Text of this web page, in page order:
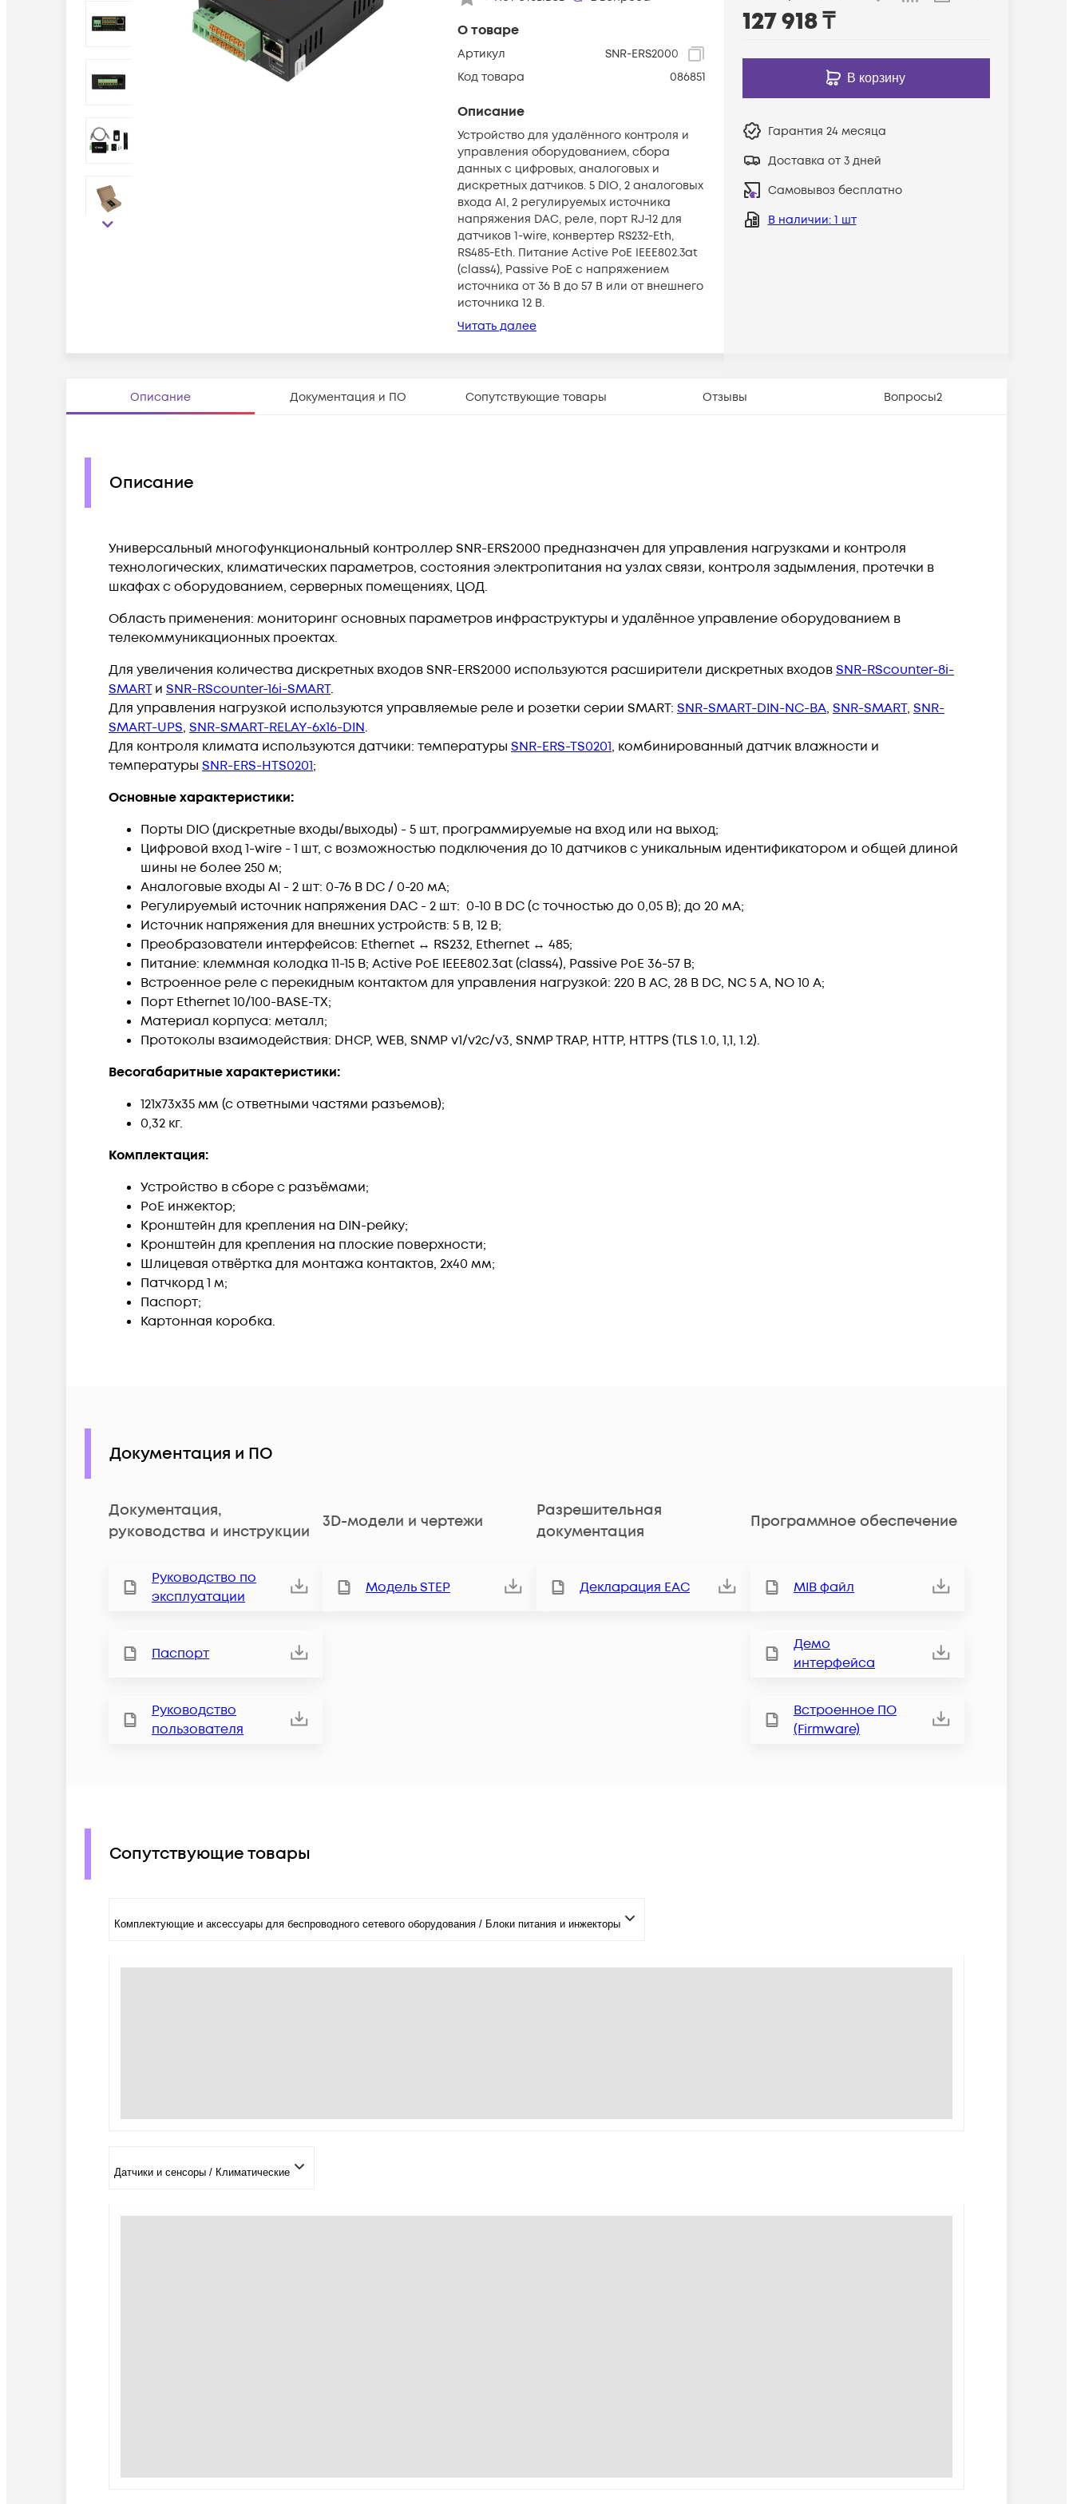
О товаре
Артикул
SNR-ERS2000
Код товара
086851
Описание
Устройство для удалённого контроля и
управления оборудованием, сбора
данных с цифровых, аналоговых и
дискретных датчиков. 5 DIO, 2 аналоговых
входа AI, 2 регулируемых источника
напряжения DAC, реле, порт RJ-12 для
датчиков 1-wire, конвертер RS232-Eth,
RS485-Eth. Питание Active PoE IEEE802.3at
(class4), Passive PoE с напряжением
источника от 36 В до 57 В или от внешнего
источника 12 В.
Читать далее
127 918₸
В корзину
Гарантия 24 месяца
Доставка от 3 дней
Самовывоз бесплатно
В наличии: 1 шт
Описание Документация и ПО Сопутствующие товары Отзывы Вопросы2
Описание
Универсальный многофункциональный контроллер SNR-ERS2000 предназначен для управления нагрузками и контроля
технологических, климатических параметров, состояния электропитания на узлах связи, контроля задымления, протечки в
шкафах с оборудованием, серверных помещениях, ЦОД.
Область применения: мониторинг основных параметров инфраструктуры и удалённое управление оборудованием в
телекоммуникационных проектах.
Для увеличения количества дискретных входов SNR-ERS2000 используются расширители дискретных входовSNR-RScounter-8i-
SMART и SNR-RScounter-16i-SMART.
Для управления нагрузкой используются управляемые реле и розетки серии SMART: SNR-SMART-DIN-NC-BA, SNR-SMART, SNR-
SMART-UPS, SNR-SMART-RELAY-6x16-DIN.
Для контроля климата используются датчики: температуры SNR-ERS-TS0201, комбинированный датчик влажности и
температуры SNR-ERS-HTS0201;
Основные характеристики:
Порты DIO (дискретные входы/выходы) - 5 шт, программируемые на вход или на выход;
Цифровой вход 1-wire - 1 шт, с возможностью подключения до 10 датчиков с уникальным идентификатором и общей длиной
шины не более 250 м;
Аналоговые входы AI - 2 шт: 0-76 В DC / 0-20 мА;
Регулируемый источник напряжения DAC - 2 шт: 0-10 В DC (с точностью до 0,05 В); до 20 мА;
Источник напряжения для внешних устройств: 5 В, 12 В;
Преобразователи интерфейсов: Ethernet ↔ RS232, Ethernet ↔ 485;
Питание: клеммная колодка 11-15 В; Active PoE IEEE802.3at (class4), Passive PoE 36-57 В;
Встроенное реле с перекидным контактом для управления нагрузкой: 220 В AC, 28 В DC, NC 5 A, NO 10 А;
Порт Ethernet 10/100-BASE-TX;
Материал корпуса: металл;
Протоколы взаимодействия: DHCP, WEB, SNMP v1/v2c/v3, SNMP TRAP, HTTP, HTTPS (TLS 1.0, 1,1, 1.2).
Весогабаритные характеристики:
121х73х35 мм (с ответными частями разъемов);
0,32 кг.
Комплектация:
Устройство в сборе с разъёмами;
PoE инжектор;
Кронштейн для крепления на DIN-рейку;
Кронштейн для крепления на плоские поверхности;
Шлицевая отвёртка для монтажа контактов, 2х40 мм;
Патчкорд 1 м;
Паспорт;
Картонная коробка.
Документация и ПО
Документация,
руководства и инструкции
Руководство по
эксплуатации
Паспорт
Руководство
пользователя
3D-модели и чертежи
Модель STEP
Разрешительная
документация
Декларация ЕАС
Программное обеспечение
MIB файл
Демо
интерфейса
Встроенное ПО
(Firmware)
Сопутствующие товары
Комплектующие и аксессуары для беспроводного сетевого оборудования / Блоки питания и инжекторы
Датчики и сенсоры / Климатические